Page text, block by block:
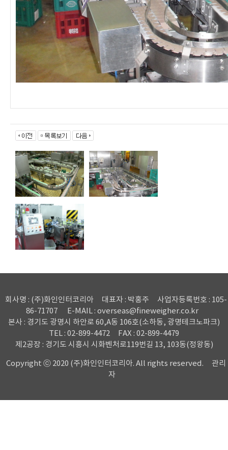
회사명 : (주)화인인터코리아 대표자 : 박홍주
사업자등록번호 : 105-
86-71707
E-MAIL : overseas@fineweigher.co.kr
본사 : 경기도 광명시 하안로 60,A동 106호(소하동, 광명테크노파크)
TEL : 02-899-4472
FAX : 02-899-4479
제2공장 : 경기도 시흥시 시화벤처로119번길 13, 103동(정왕동)
Copyright ⓒ 2020 (주)화인인터코리아. All rights reserved.
관리
자